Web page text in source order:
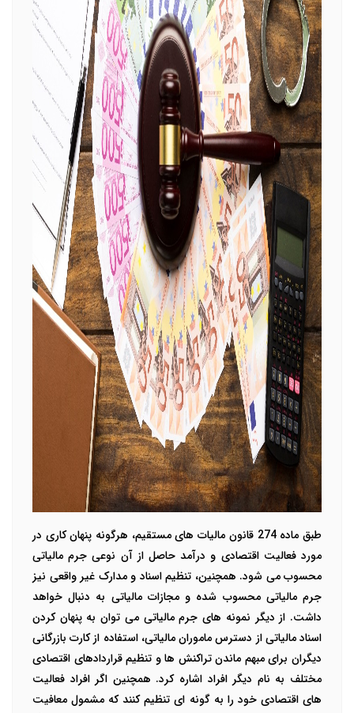
طبق ماده 274 قانون مالیات های مستقیم، هرگونه پنهان کاری در
مورد فعالیت اقتصادی و درآمد حاصل از آن نوعی جرم مالیاتی
محسوب می شود. همچنین، تنظیم اسناد و مدارک غیر واقعی نیز
جرم مالیاتی محسوب شده و مجازات مالیاتی به دنبال خواهد
داشت. از دیگر نمونه های جرم مالیاتی می توان به پنهان کردن
اسناد مالیاتی از دسترس ماموران مالیاتی، استفاده از کارت بازرگانی
دیگران برای مبهم ماندن تراکنش ها و تنظیم قراردادهای اقتصادی
مختلف به نام دیگر افراد اشاره کرد. همچنین اگر افراد فعالیت
های اقتصادی خود را به گونه ای تنظیم کنند که مشمول معافیت